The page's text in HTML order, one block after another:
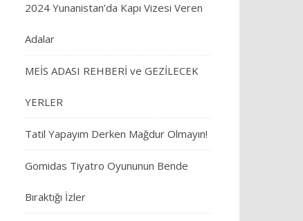
2024 Yunanistan’da Kapı Vizesi Veren
Adalar
MEİS ADASI REHBERİ ve GEZİLECEK
YERLER
Tatil Yapayım Derken Mağdur Olmayın!
Gomidas Tiyatro Oyununun Bende
Bıraktığı İzler